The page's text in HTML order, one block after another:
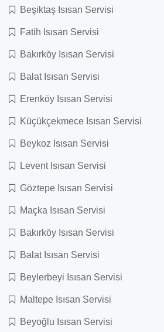
Beşiktaş Isısan Servisi
Fatih Isısan Servisi
Bakırköy Isısan Servisi
Balat Isısan Servisi
Erenköy Isısan Servisi
Küçükçekmece Isısan Servisi
Beykoz Isısan Servisi
Levent Isısan Servisi
Göztepe Isısan Servisi
Maçka Isısan Servisi
Bakırköy Isısan Servisi
Balat Isısan Servisi
Beylerbeyi Isısan Servisi
Maltepe Isısan Servisi
Beyoğlu Isısan Servisi